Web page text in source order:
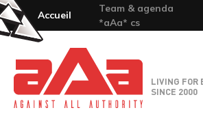
Accueil
Team & agenda
*aAa* cs
Team-aAa - against All authority
LIVING FOR
SINCE 2000